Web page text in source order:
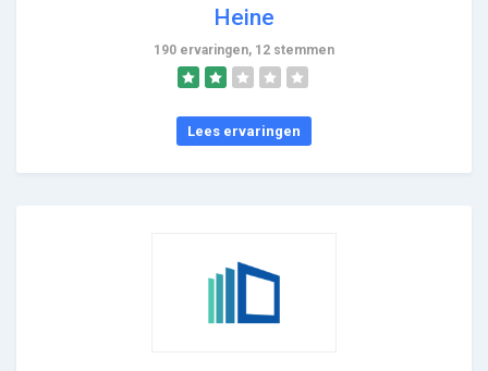
Heine
190 ervaringen, 12 stemmen
Lees ervaringen